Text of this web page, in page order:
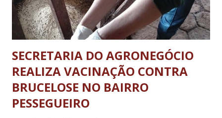
local foi debatido. Em seguida, o grupo também este...
SECRETARIA DO AGRONEGÓCIO
REALIZA VACINAÇÃO CONTRA
BRUCELOSE NO BAIRRO
PESSEGUEIRO